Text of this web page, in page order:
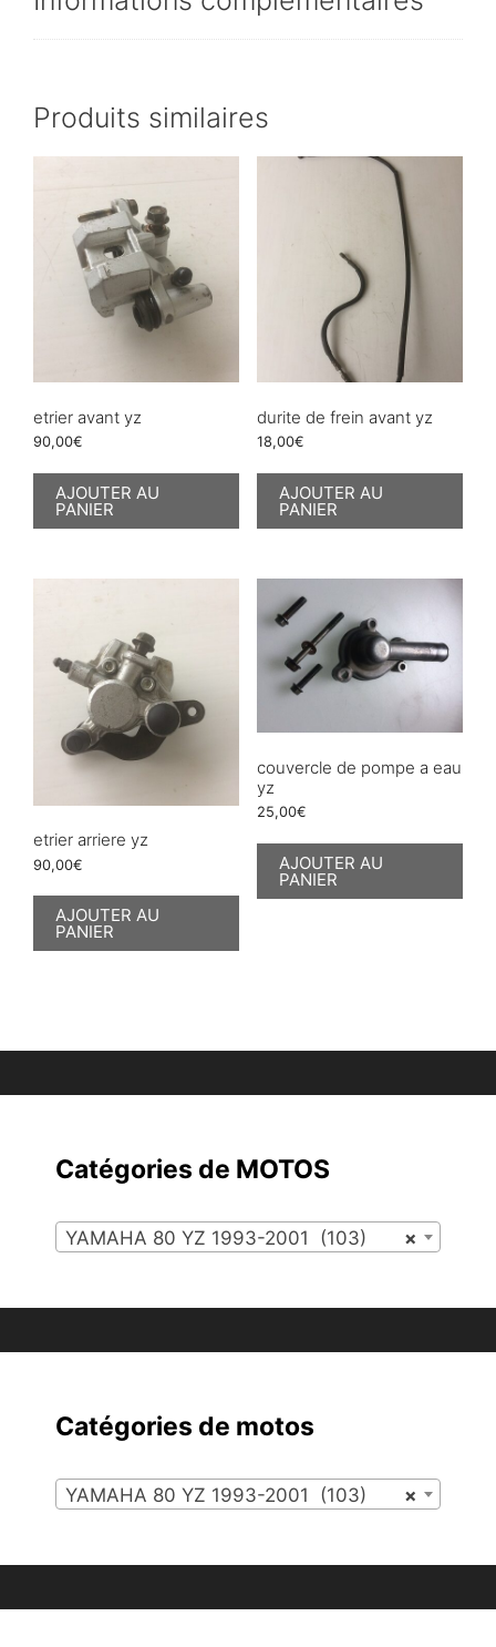
Produits similaires
etrier avant yz
90,00€
AJOUTER AU
PANIER
durite de frein avant yz
18,00€
AJOUTER AU
PANIER
etrier arriere yz
90,00€
AJOUTER AU
PANIER
couvercle de pompe a eau
yz
25,00€
AJOUTER AU
PANIER
Catégories de MOTOS
×
YAMAHA 80 YZ 1993-2001 (103)
Catégories de motos
×
YAMAHA 80 YZ 1993-2001 (103)